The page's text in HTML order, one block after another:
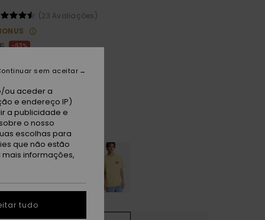
(23 Avaliações)
63%
PROMO 25% EXTRA
ou aceder a
e endereço IP)
a publicidade e
o nosso
escolhas para
que não estão
informações,
sem aceitar
tudo